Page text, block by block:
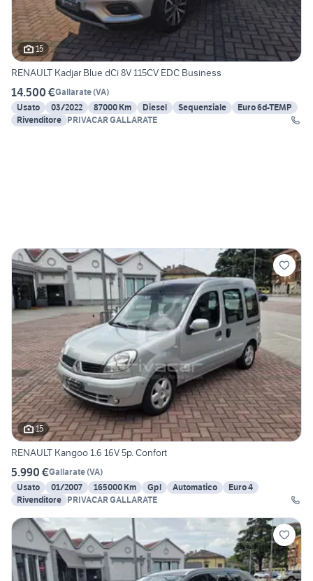
15
RENAULT Kadjar Blue dCi 8V 115CV EDC Business
14.500 €Gallarate(VA)
Usato
03/2022 87000 Km Diesel Sequenziale
Euro 6d-TEMP
Rivenditore PRIVACAR GALLARATE
15
RENAULT Kangoo 1.6 16V 5p. Confort
5.990 €Gallarate(VA)
Usato
01/2007 165000 Km Gpl Automatico
Euro 4
Rivenditore PRIVACAR GALLARATE